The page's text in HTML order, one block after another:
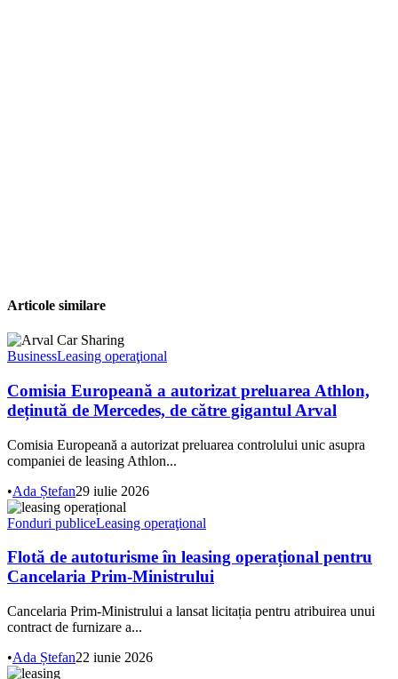
Articole similare
BusinessLeasing operaţional
Comisia Europeană a autorizat preluarea Athlon,
deținută de Mercedes, de către gigantul Arval
Comisia Europeană a autorizat preluarea controlului unic asupra
companiei de leasing Athlon...
•Ada Ștefan29 iulie 2026
Fonduri publiceLeasing operaţional
Flotă de autoturisme în leasing operațional pentru
Cancelaria Prim-Ministrului
Cancelaria Prim-Ministrului a lansat licitația pentru atribuirea unui
contract de furnizare a...
•Ada Ștefan22 iunie 2026